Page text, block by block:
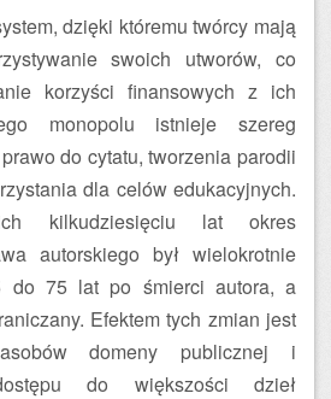
dzięki któremu twórcy mają
swoich utworów, co
korzyści finansowych z ich
monopolu istnieje szereg
do cytatu, tworzenia parodii
dla celów edukacyjnych.
kilkudziesięciu lat okres
autorskiego był wielokrotnie
do 75 lat po śmierci autora, a
Efektem tych zmian jest
domeny publicznej i
do większości dzieł